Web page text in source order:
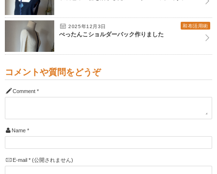
2025年12月3日 和布活用術
ぺったんこショルダーバック作りました
コメントや質問をどうぞ
Comment *
Name *
E-mail *(公開されません)